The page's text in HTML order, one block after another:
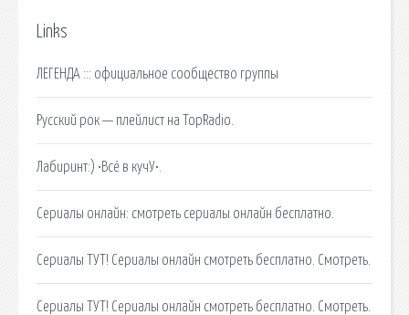
Links
ЛЕГЕНДА ::: официальное сообщество группы
Русский рок — плейлист на TopRadio.
Лабиринт:) •Всё в кучУ•.
Сериалы онлайн: смотреть сериалы онлайн бесплатно.
Сериалы ТУТ! Сериалы онлайн смотреть бесплатно. Смотреть.
Сериалы ТУТ! Сериалы онлайн смотреть бесплатно. Смотреть.